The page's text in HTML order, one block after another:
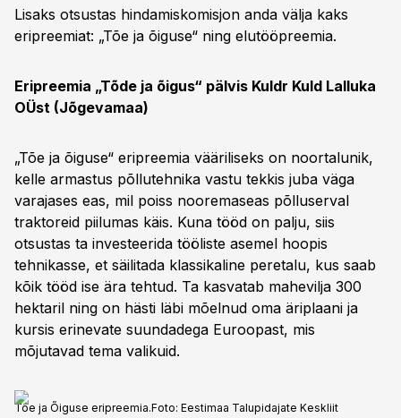
Lisaks otsustas hindamiskomisjon anda välja kaks
eripreemiat: „Tõe ja õiguse“ ning elutööpreemia.
Eripreemia „Tõde ja õigus“ pälvis Kuldr Kuld Lalluka
OÜst (Jõgevamaa)
„Tõe ja õiguse“ eripreemia vääriliseks on noortalunik,
kelle armastus põllutehnika vastu tekkis juba väga
varajases eas, mil poiss nooremaseas põlluserval
traktoreid piilumas käis. Kuna tööd on palju, siis
otsustas ta investeerida tööliste asemel hoopis
tehnikasse, et säilitada klassikaline peretalu, kus saab
kõik tööd ise ära tehtud. Ta kasvatab mahevilja 300
hektaril ning on hästi läbi mõelnud oma äriplaani ja
kursis erinevate suundadega Euroopast, mis
mõjutavad tema valikuid.
Tõe ja Õiguse eripreemia.Foto: Eestimaa Talupidajate Keskliit